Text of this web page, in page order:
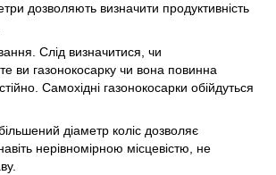
дозволяють визначити продуктивність
Слід визначитися, чи
ви газонокосарку чи вона повинна
Самохідні газонокосарки обійдуться
діаметр коліс дозволяє
нерівномірною місцевістю, не